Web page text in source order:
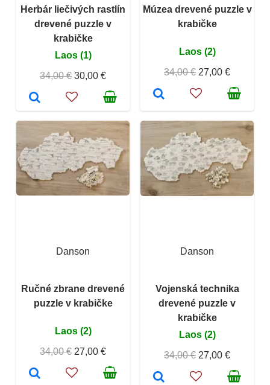
Herbár liečivých rastlín
drevené puzzle v
krabičke
Laos (1)
34,00 € 30,00 €
Múzea drevené puzzle v
krabičke
Laos (2)
34,00 € 27,00 €
Danson
Ručné zbrane drevené
puzzle v krabičke
Laos (2)
34,00 € 27,00 €
Danson
Vojenská technika
drevené puzzle v
krabičke
Laos (2)
34,00 € 27,00 €